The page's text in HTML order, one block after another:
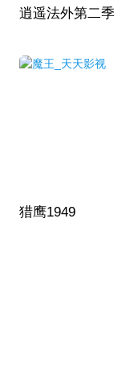
逍遥法外第二季
猎鹰1949